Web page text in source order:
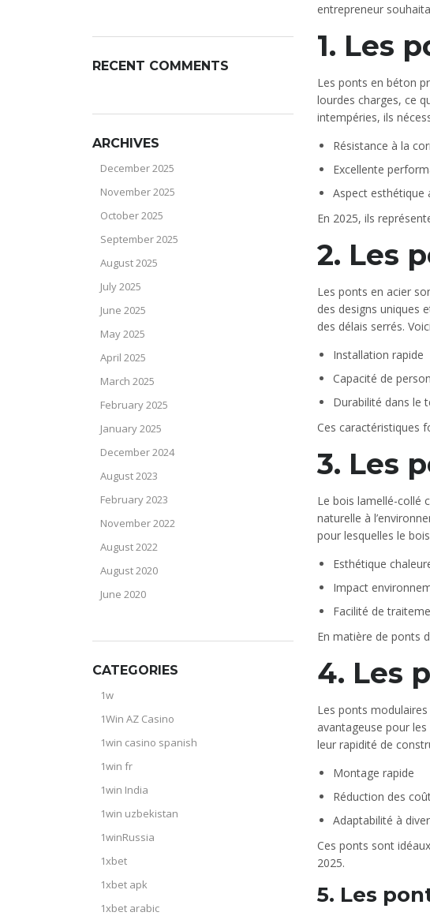
entrepreneur
1. Les
Les ponts en béton
lourdes charges, ce
intempéries, ils
Résistance à la
Excellente
Aspect esthétique
En 2025, ils
2. Les
Les ponts en acier
des designs uniques
des délais serrés.
Installation rapide
Capacité de
Durabilité dans le
Ces caractéristiques
3. Les
Le bois lamellé-collé
naturelle à
pour lesquelles le
Esthétique
Impact
Facilité de
En matière de ponts
4. Les
Les ponts
avantageuse pour
leur rapidité de
Montage rapide
Réduction des
Adaptabilité à
Ces ponts sont
2025.
5. Les
RECENT COMMENTS
ARCHIVES
December 2025
November 2025
October 2025
September 2025
August 2025
July 2025
June 2025
May 2025
April 2025
March 2025
February 2025
January 2025
December 2024
August 2023
February 2023
November 2022
August 2022
August 2020
June 2020
CATEGORIES
1w
1Win AZ Casino
1win casino spanish
1win fr
1win India
1win uzbekistan
1winRussia
1xbet
1xbet apk
1xbet arabic